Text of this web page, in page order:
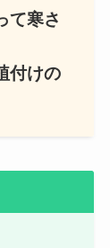
て寒さ
付けの